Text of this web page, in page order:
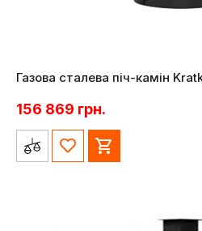
Газова сталева піч-камін
156 869 грн.